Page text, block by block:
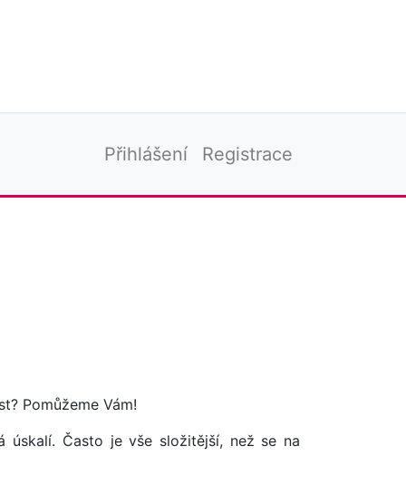
Přihlášení Registrace
Pomůžeme Vám!
úskalí. Často je vše složitější, než se na